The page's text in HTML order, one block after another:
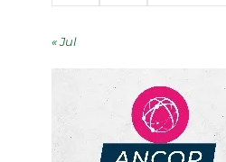
« Jul